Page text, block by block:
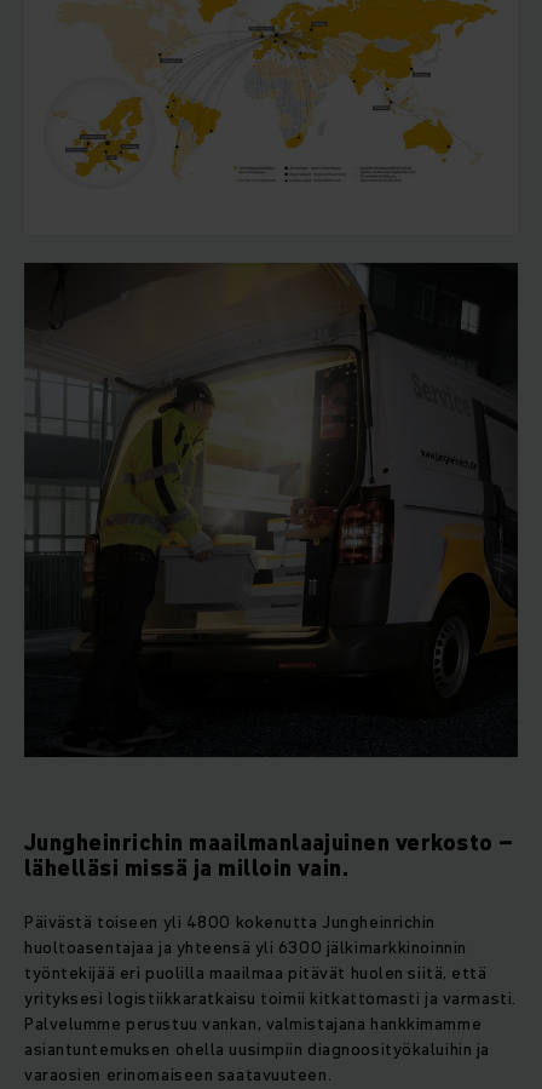
Jungheinrichin maailmanlaajuinen verkosto –
lähelläsi missä ja milloin vain.
Päivästä toiseen yli 4800 kokenutta Jungheinrichin
huoltoasentajaa ja yhteensä yli 6300 jälkimarkkinoinnin
työntekijää eri puolilla maailmaa pitävät huolen siitä, että
yrityksesi logistiikkaratkaisu toimii kitkattomasti ja varmasti.
Palvelumme perustuu vankan, valmistajana hankkimamme
asiantuntemuksen ohella uusimpiin diagnoosityökaluihin ja
varaosien erinomaiseen saatavuuteen.